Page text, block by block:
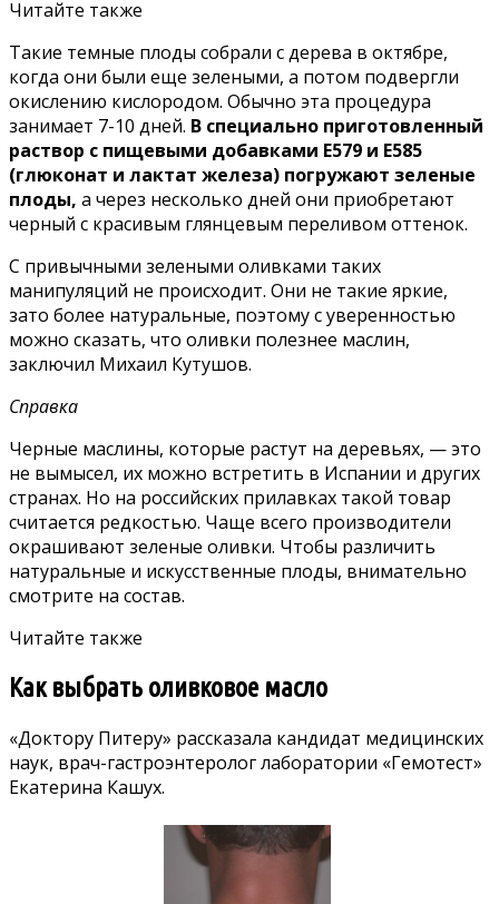
Читайте также
Такие темные плоды собрали с дерева в октябре,
когда они были еще зелеными, а потом подвергли
окислению кислородом. Обычно эта процедура
занимает 7-10 дней. В специально приготовленный
раствор с пищевыми добавками Е579 и Е585
(глюконат и лактат железа) погружают зеленые
плоды, а через несколько дней они приобретают
черный с красивым глянцевым переливом оттенок.
С привычными зелеными оливками таких
манипуляций не происходит. Они не такие яркие,
зато более натуральные, поэтому с уверенностью
можно сказать, что оливки полезнее маслин,
заключил Михаил Кутушов.
Справка
Черные маслины, которые растут на деревьях, — это
не вымысел, их можно встретить в Испании и других
странах. Но на российских прилавках такой товар
считается редкостью. Чаще всего производители
окрашивают зеленые оливки. Чтобы различить
натуральные и искусственные плоды, внимательно
смотрите на состав.
Читайте также
Как выбрать оливковое масло
«Доктору Питеру» рассказала кандидат медицинских
наук, врач-гастроэнтеролог лаборатории «Гемотест»
Екатерина Кашух.